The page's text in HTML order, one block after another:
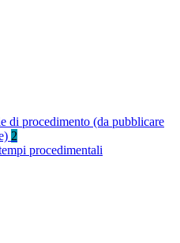
di procedimento (da pubblicare
2
procedimentali